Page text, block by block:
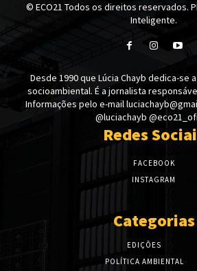
© ECO21 Todos os direitos reservados.
Inteligente.
Desde 1990 que Lúcia Chayb dedica-se
socioambiental. É a jornalista
Informações pelo e-mail
@luciachayb
Redes
FACEBOOK
INSTAGRAM
Categorias
EDIÇÕES
POLÍTICA AMBIENTAL